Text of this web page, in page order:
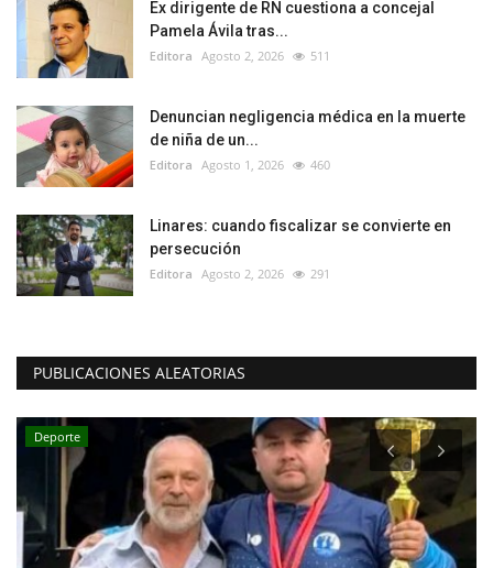
Ex dirigente de RN cuestiona a concejal
Pamela Ávila tras...
Editora Agosto 2, 2026 511
Denuncian negligencia médica en la muerte
de niña de un...
Editora Agosto 1, 2026 460
Linares: cuando fiscalizar se convierte en
persecución
Editora Agosto 2, 2026 291
PUBLICACIONES ALEATORIAS
Deporte